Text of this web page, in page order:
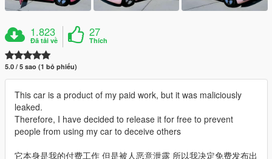
1.823
Đã tải về
27
Thích
5.0 / 5 sao (1 bỏ phiếu)
This car is a product of my paid work, but it was maliciously
leaked.
Therefore, I have decided to release it for free to prevent
people from using my car to deceive others
它本身是我的付费工作 但是被人恶意泄露 所以我决定免费发布出